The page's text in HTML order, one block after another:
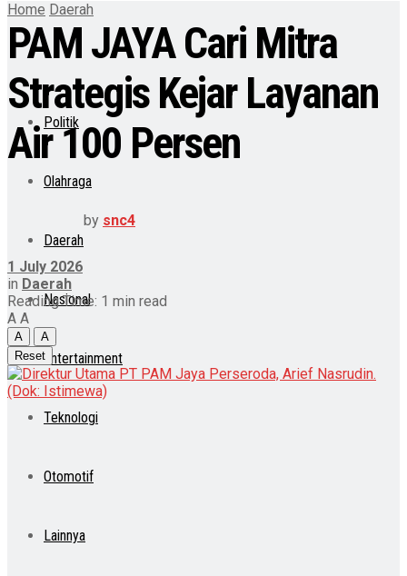
Politik
Olahraga
Daerah
Nasional
Entertainment
Teknologi
Otomotif
Lainnya
Home Daerah
PAM JAYA Cari Mitra
Strategis Kejar Layanan
Air 100 Persen
by snc4
1 July 2026
in Daerah
Reading Time: 1 min read
A A
A
A
Reset